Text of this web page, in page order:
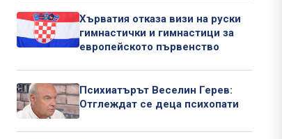
Хърватия отказа визи на руски
гимнастички и гимнастици за
европейското първенство
Психиатърът Веселин Герев:
Отглеждат се деца психопати